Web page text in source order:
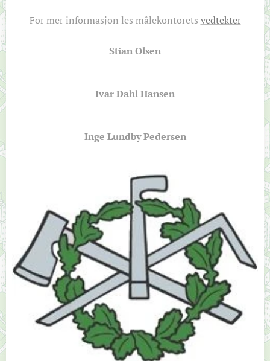
For mer informasjon les målekontorets vedtekter
Stian Olsen
Ivar Dahl Hansen
Inge Lundby Pedersen